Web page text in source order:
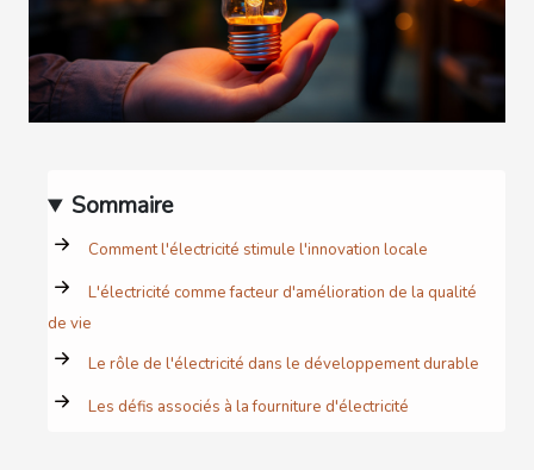
Sommaire
Comment l'électricité stimule l'innovation locale
L'électricité comme facteur d'amélioration de la qualité
de vie
Le rôle de l'électricité dans le développement durable
Les défis associés à la fourniture d'électricité